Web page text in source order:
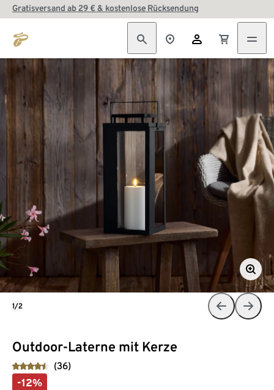
Gratisversand ab 29 € & kostenlose Rücksendung
Outdoor-Laterne mit Kerze
(36)
-12%
1/2